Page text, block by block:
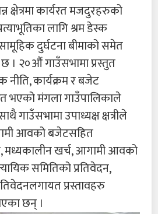
क्षेत्रमा कार्यरत मजदुरहरुको
लागि श्रम डेस्क
दुर्घटना बीमाको समेत
। २०औं गाउँसभामा प्रस्तुत
नीति, कार्यक्रम र बजेट
भएको मंगला गाउँपालिकाले
गाउँसभामा उपाध्यक्ष क्षत्रीले
आवको बजेटसहित
खर्च, आगामी आवको
समितिको प्रतिवेदन,
प्रस्तावहरु
छन् ।